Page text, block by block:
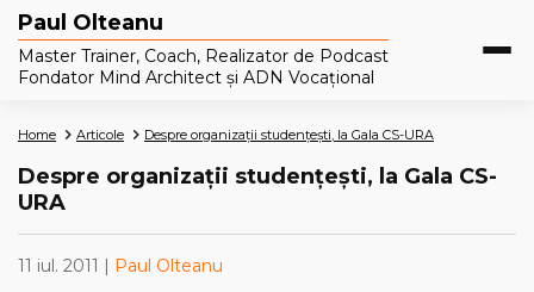
Paul Olteanu
Master Trainer, Coach, Realizator de Podcast
Fondator Mind Architect și ADN Vocațional
Home Articole Despre organizații studențești, la Gala CS-URA
Despre organizații studențești, la Gala CS-
URA
11 iul. 2011 | Paul Olteanu